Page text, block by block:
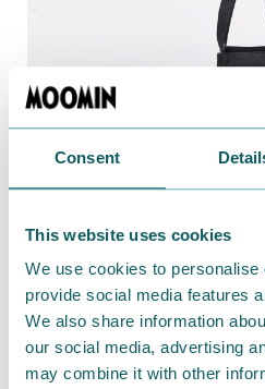
Consent
This website uses cookies
We use cookies to personalise
provide social media features
We also share information
our social media, advertising
may combine it with other
お買い物やお仕事のほか、ジ
くなるさまざまなシーンで活
て、シーンに合わせて使って